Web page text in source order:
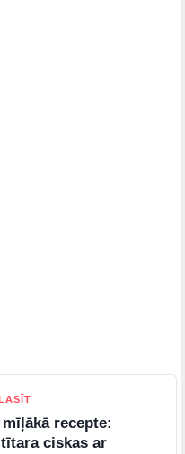
recepte:
ciskas ar